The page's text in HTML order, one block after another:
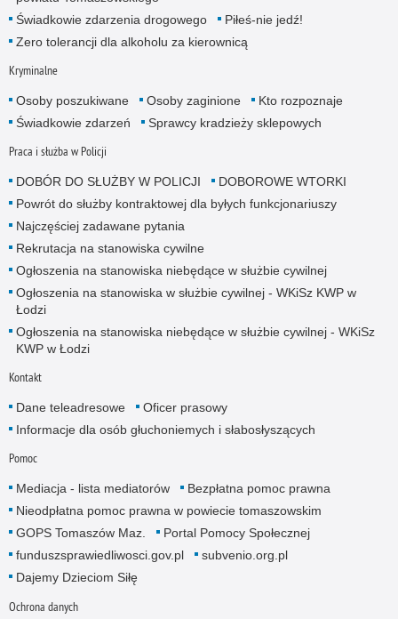
Świadkowie zdarzenia drogowego
Piłeś-nie jedź!
Zero tolerancji dla alkoholu za kierownicą
Kryminalne
Osoby poszukiwane Osoby zaginione
Kto rozpoznaje
Świadkowie zdarzeń
Sprawcy kradzieży sklepowych
Praca i służba w Policji
DOBÓR DO SŁUŻBY W POLICJI
DOBOROWE WTORKI
Powrót do służby kontraktowej dla byłych funkcjonariuszy
Najczęściej zadawane pytania
Rekrutacja na stanowiska cywilne
Ogłoszenia na stanowiska niebędące w służbie cywilnej
Ogłoszenia na stanowiska w służbie cywilnej - WKiSz KWP w
Łodzi
Ogłoszenia na stanowiska niebędące w służbie cywilnej - WKiSz
KWP w Łodzi
Kontakt
Dane teleadresowe
Oficer prasowy
Informacje dla osób głuchoniemych i słabosłyszących
Pomoc
Mediacja - lista mediatorów
Bezpłatna pomoc prawna
Nieodpłatna pomoc prawna w powiecie tomaszowskim
GOPS Tomaszów Maz.
Portal Pomocy Społecznej
funduszsprawiedliwosci.gov.pl
subvenio.org.pl
Dajemy Dzieciom Siłę
Ochrona danych